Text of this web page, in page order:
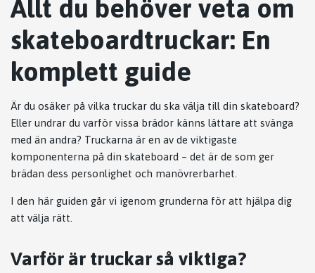
Allt du behöver veta om
skateboardtruckar: En
komplett guide
Är du osäker på vilka truckar du ska välja till din skateboard?
Eller undrar du varför vissa brädor känns lättare att svänga
med än andra? Truckarna är en av de viktigaste
komponenterna på din skateboard – det är de som ger
brädan dess personlighet och manövrerbarhet.
I den här guiden går vi igenom grunderna för att hjälpa dig
att välja rätt.
Varför är truckar så viktiga?